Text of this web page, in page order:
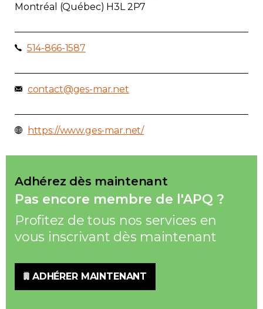
Montréal (Québec) H3L 2P7
514-866-1587
contact@ges-mar.net
https://www.ges-mar.net/
Adhérez dès maintenant
Pas encore membre de l'APQ ?
Profitez de tous nos services en
vous inscrivant dès maintenant
ADHÉRER MAINTENANT